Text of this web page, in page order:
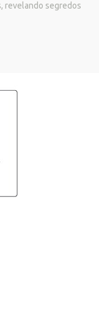
revelando segredos